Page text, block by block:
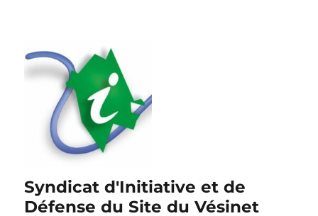
Syndicat d'Initiative et de
Défense du Site du Vésinet